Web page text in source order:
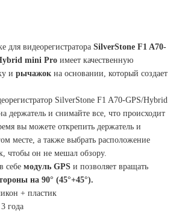
для видеорегистратора SilverStone F1 A70-
mini Pro имеет качественную
и рычажок на основании, который создает
SilverStone F1 A70-GPS/Hybrid
держатель и снимайте все, что происходит
вы можете открепить держатель и
месте, а также выбрать расположение
чтобы он не мешал обзору.
себе модуль GPS и позволяет вращать
на 90° (45°+45°).
+ пластик
года